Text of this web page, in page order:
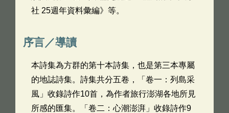
社 25週年資料彙編》等。
序言／導讀
本詩集為方群的第十本詩集，也是第三本專屬
的地誌詩集。詩集共分五卷，「卷一：列島采
風」收錄詩作10首，為作者旅行澎湖各地所見
所感的匯集。「卷二：心潮澎湃」收錄詩作9